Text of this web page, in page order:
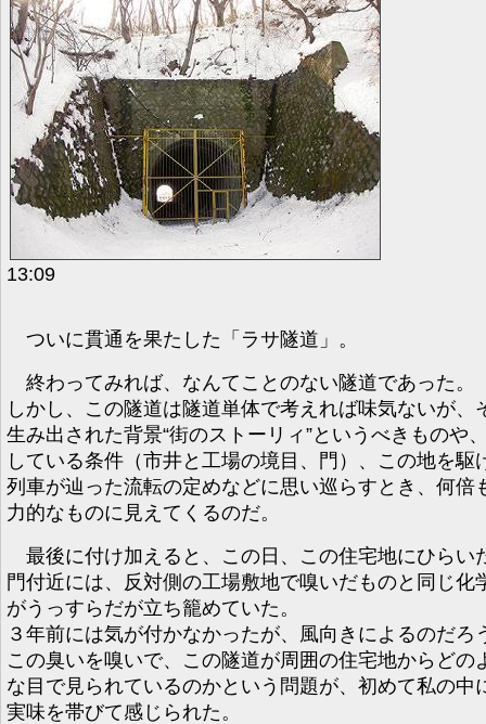
13:09
ついに貫通を果たした「ラサ隧道」。
終わってみれば、なんてことのない隧道であった。
しかし、この隧道は隧道単体で考えれば味気ないが、
生み出された背景“街のストーリィ”というべきものや
している条件（市井と工場の境目、門）、この地を駆
列車が辿った流転の定めなどに思い巡らすとき、何倍
力的なものに見えてくるのだ。
最後に付け加えると、この日、この住宅地にひらい
門付近には、反対側の工場敷地で嗅いだものと同じ化
がうっすらだが立ち籠めていた。
３年前には気が付かなかったが、風向きによるのだろ
この臭いを嗅いで、この隧道が周囲の住宅地からどの
な目で見られているのかという問題が、初めて私の中
実味を帯びて感じられた。